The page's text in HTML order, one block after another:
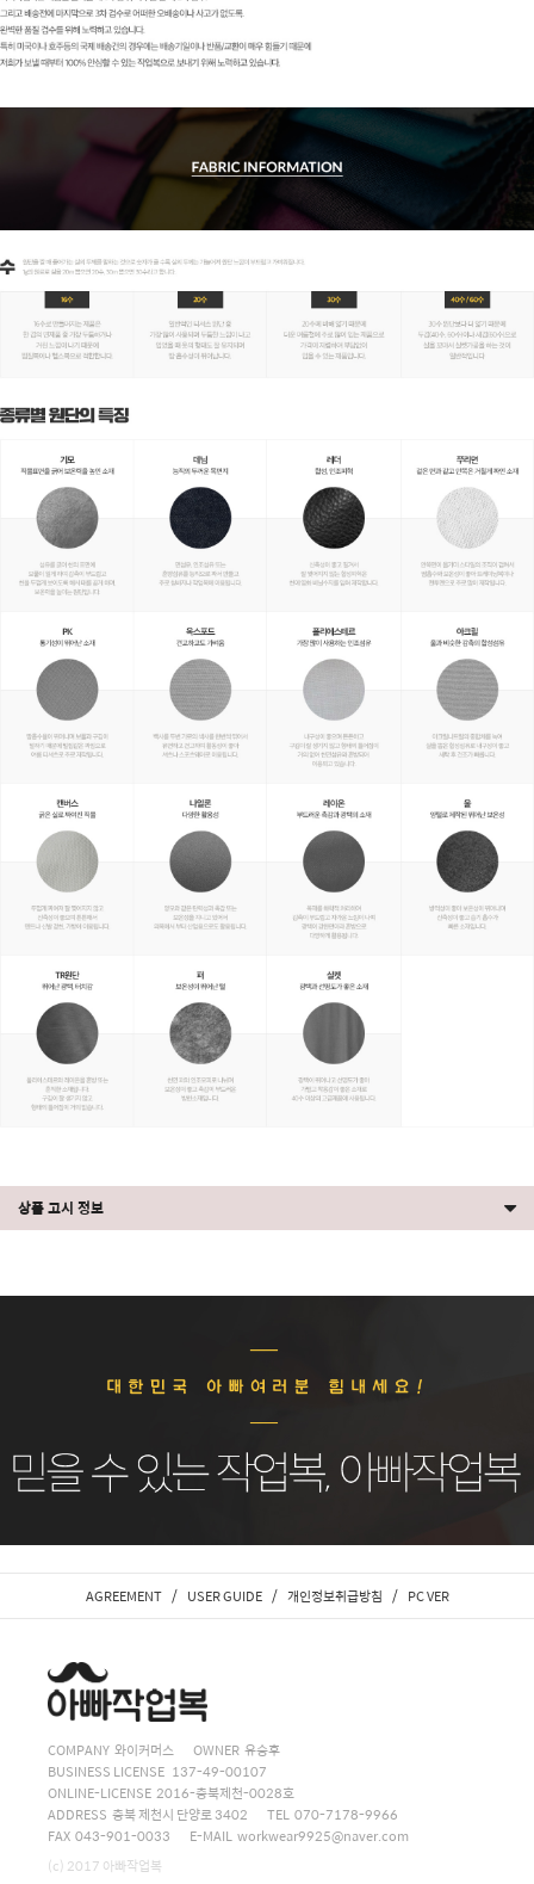
상품 고시 정보
AGREEMENT / USER GUIDE / 개인정보취급방침 / PC VER
COMPANY 와이커머스
OWNER 유승후
BUSINESS LICENSE 137-49-00107
ONLINE-LICENSE 2016-충북제천-0028호
ADDRESS 충북 제천시 단양로 3402
TEL 070-7178-9966
FAX 043-901-0033
E-MAILworkwear9925@naver.com
(c) 2017 아빠작업복